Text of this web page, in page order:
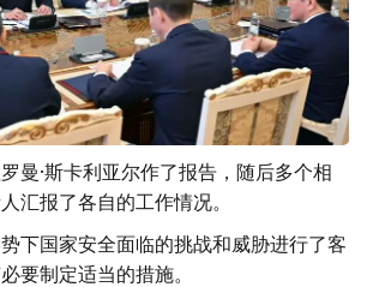
曼·斯卡利亚尔作了报告，随后多个相
汇报了各自的工作情况。
下国家安全面临的挑战和威胁进行了客
要制定适当的措施。